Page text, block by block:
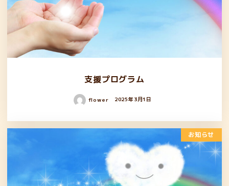
支援プログラム
flower 2025年3月1日
お知らせ